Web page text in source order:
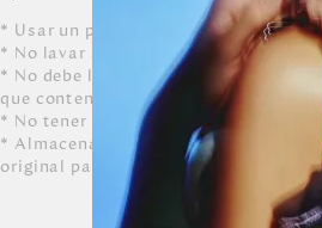
* Usar un paño blanco limpio
* No lavar a máquina, ni usar
* No debe limpiarse, ni dejarle caer
que contenga alcohol o solvente.
* No tener contacto con tinta de
* Almacenar siempre en lugares
original para conservar su forma.